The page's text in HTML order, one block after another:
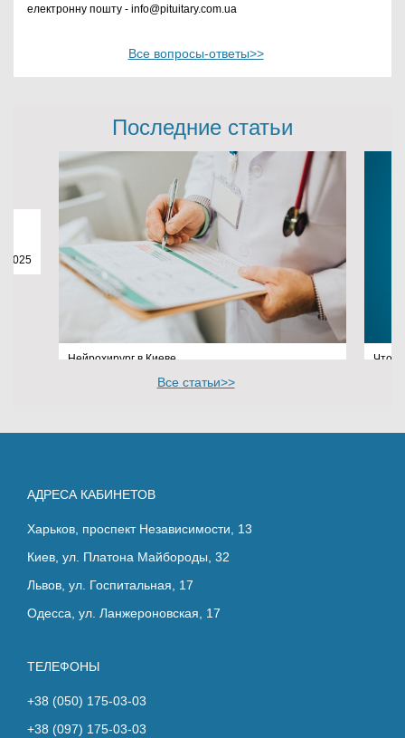
електронну пошту - info@pituitary.com.ua
Все вопросы-ответы>>
Последние статьи
Нейрохирург в Киеве Что
Все статьи>>
АДРЕСА КАБИНЕТОВ
Харьков, проспект Независимости, 13
Киев, ул. Платона Майбороды, 32
Львов, ул. Госпитальная, 17
Одесса, ул. Ланжероновская, 17
ТЕЛЕФОНЫ
+38 (050) 175-03-03
+38 (097) 175-03-03